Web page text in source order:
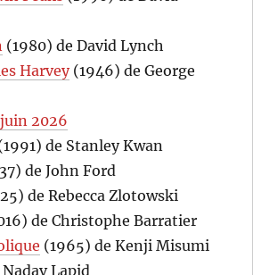
(1980) de David Lynch
Harvey(1946) de George
2026
de Stanley Kwan
de John Ford
de Rebecca Zlotowski
de Christophe Barratier
(1965) de Kenji Misumi
Lapid